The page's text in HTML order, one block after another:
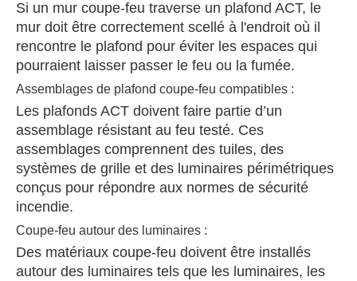
Si un mur coupe-feu traverse un plafond ACT, le
mur doit être correctement scellé à l'endroit où il
rencontre le plafond pour éviter les espaces qui
pourraient laisser passer le feu ou la fumée.
Assemblages de plafond coupe-feu compatibles :
Les plafonds ACT doivent faire partie d’un
assemblage résistant au feu testé. Ces
assemblages comprennent des tuiles, des
systèmes de grille et des luminaires périmétriques
conçus pour répondre aux normes de sécurité
incendie.
Coupe-feu autour des luminaires :
Des matériaux coupe-feu doivent être installés
autour des luminaires tels que les luminaires, les